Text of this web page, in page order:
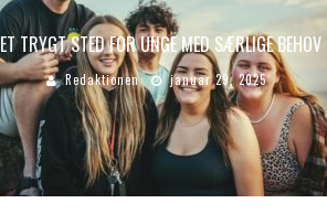
ET TRYGT STED FOR UNGE MED SÆRLIGE BEHOV
Redaktionen januar 29, 2025